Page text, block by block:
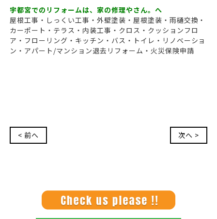
宇都宮でのリフォームは、家の修理やさん。へ
屋根工事・しっくい工事・外壁塗装・屋根塗装・雨樋交換・
カーポート・テラス・内装工事・クロス・クッションフロ
ア・フローリング・キッチン・バス・トイレ・リノベーショ
ン・アパート/マンション退去リフォーム・火災保険申請
< 前へ 次へ >